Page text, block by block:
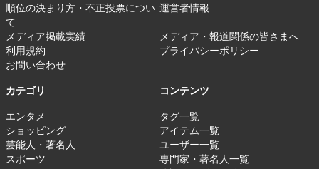
順位の決まり方・不正投票につい
て
運営者情報
メディア掲載実績
メディア・報道関係の皆さまへ
利用規約
プライバシーポリシー
お問い合わせ
カテゴリ
エンタメ
ショッピング
芸能人・著名人
スポーツ
コンテンツ
タグ一覧
アイテム一覧
ユーザー一覧
専門家・著名人一覧